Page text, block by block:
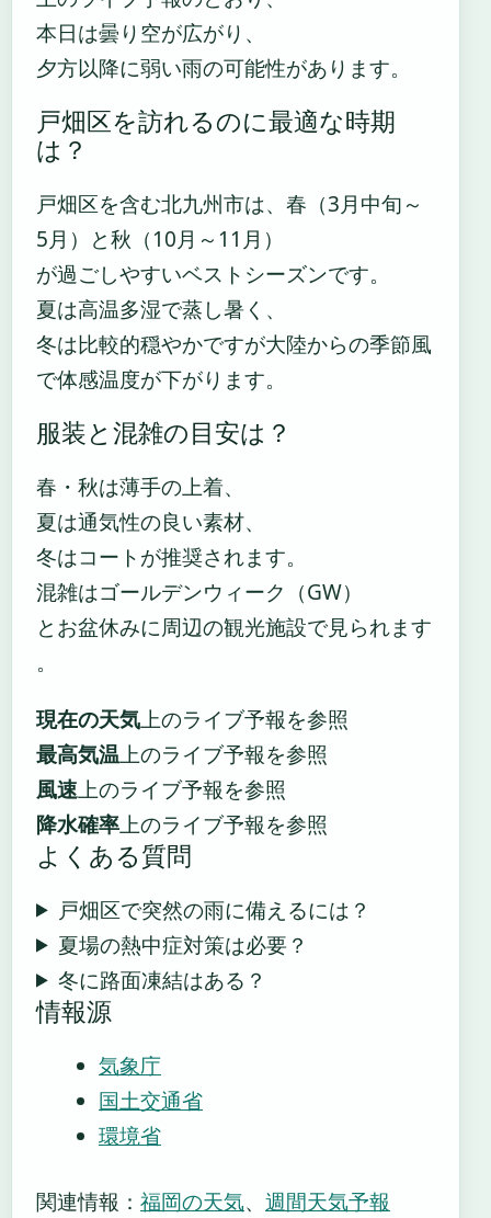
本日は曇り空が広がり、
夕方以降に弱い雨の可能性があります。
戸畑区を訪れるのに最適な時期
は？
戸畑区を含む北九州市は、春（3月中旬～
5月）と秋（10月～11月）
が過ごしやすいベストシーズンです。
夏は高温多湿で蒸し暑く、
冬は比較的穏やかですが大陸からの季節風
で体感温度が下がります。
服装と混雑の目安は？
春・秋は薄手の上着、
夏は通気性の良い素材、
冬はコートが推奨されます。
混雑はゴールデンウィーク（GW）
とお盆休みに周辺の観光施設で見られます
。
現在の天気上のライブ予報を参照
最高気温上のライブ予報を参照
風速上のライブ予報を参照
降水確率上のライブ予報を参照
よくある質問
戸畑区で突然の雨に備えるには？
夏場の熱中症対策は必要？
冬に路面凍結はある？
情報源
気象庁
国土交通省
環境省
関連情報： 福岡の天気、 週間天気予報